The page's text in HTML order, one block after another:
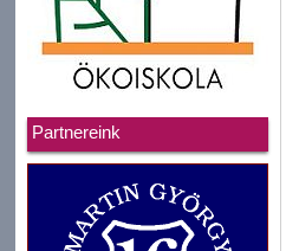
Partnereink